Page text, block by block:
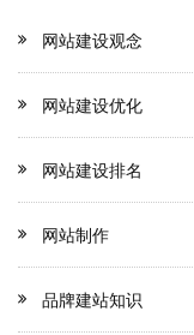
网站建设观念
网站建设优化
网站建设排名
网站制作
品牌建站知识